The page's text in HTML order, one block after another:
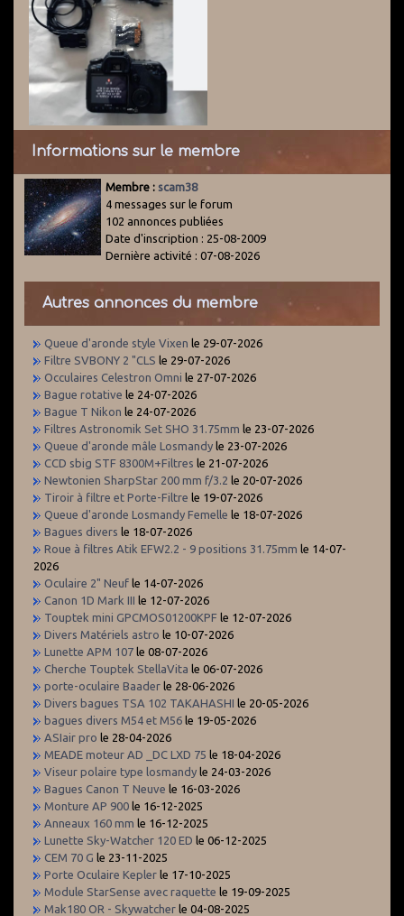
Informations sur le membre
Membre : scam38
4 messages sur le forum
102 annonces publiées
Date d'inscription : 25-08-2009
Dernière activité : 07-08-2026
Autres annonces du membre
Queue d'aronde style Vixen le 29-07-2026
Filtre SVBONY 2 "CLS le 29-07-2026
Occulaires Celestron Omni le 27-07-2026
Bague rotative le 24-07-2026
Bague T Nikon le 24-07-2026
Filtres Astronomik Set SHO 31.75mm le 23-07-2026
Queue d'aronde mâle Losmandy le 23-07-2026
CCD sbig STF 8300M+Filtres le 21-07-2026
Newtonien SharpStar 200 mm f/3.2 le 20-07-2026
Tiroir à filtre et Porte-Filtre le 19-07-2026
Queue d'aronde Losmandy Femelle le 18-07-2026
Bagues divers le 18-07-2026
Roue à filtres Atik EFW2.2 - 9 positions 31.75mm le 14-07-
2026
Oculaire 2" Neuf le 14-07-2026
Canon 1D Mark III le 12-07-2026
Touptek mini GPCMOS01200KPF le 12-07-2026
Divers Matériels astro le 10-07-2026
Lunette APM 107 le 08-07-2026
Cherche Touptek StellaVita le 06-07-2026
porte-oculaire Baader le 28-06-2026
Divers bagues TSA 102 TAKAHASHI le 20-05-2026
bagues divers M54 et M56 le 19-05-2026
ASIair pro le 28-04-2026
MEADE moteur AD _DC LXD 75 le 18-04-2026
Viseur polaire type losmandy le 24-03-2026
Bagues Canon T Neuve le 16-03-2026
Monture AP 900 le 16-12-2025
Anneaux 160 mm le 16-12-2025
Lunette Sky-Watcher 120 ED le 06-12-2025
CEM 70 G le 23-11-2025
Porte Oculaire Kepler le 17-10-2025
Module StarSense avec raquette le 19-09-2025
Mak180 OR - Skywatcher le 04-08-2025